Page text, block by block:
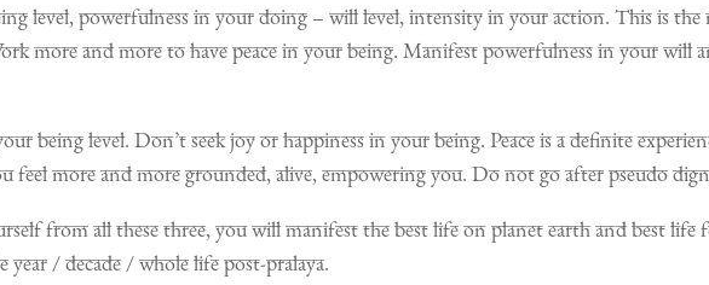
level, powerfulness in your doing – will level, intensity in your action. This is
more and more to have peace in your being. Manifest powerfulness in your
being level. Don’t seek joy or happiness in your being. Peace is a definite
feel more and more grounded, alive, empowering you. Do not go after pseudo
from all these three, you will manifest the best life on planet earth and best life
year / decade / whole life post-pralaya.